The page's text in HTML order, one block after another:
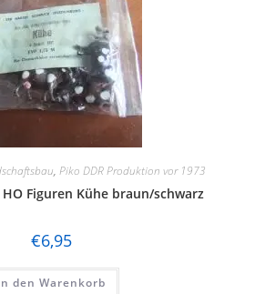
, Piko DDR Produktion vor 1973
Figuren Kühe braun/schwarz
€6,95
den Warenkorb